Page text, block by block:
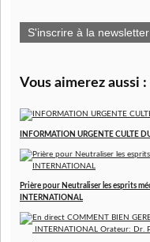
S'inscrire à la newsletter
Vous aimerez aussi :
INFORMATION URGENTE CULTE
Prière pour Neutraliser les esprits
INTERNATIONAL